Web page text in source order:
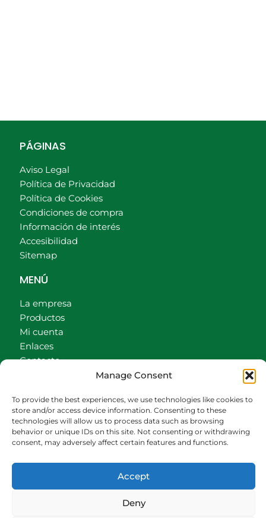
Manage Consent
To provide the best experiences, we use technologies like cookies to
store and/or access device information. Consenting to these
technologies will allow us to process data such as browsing
behavior or unique IDs on this site. Not consenting or withdrawing
consent, may adversely affect certain features and functions.
Accept
Deny
PÁGINAS
Aviso Legal
Política de Privacidad
Política de Cookies
Condiciones de compra
Información de interés
Accesibilidad
Sitemap
MENÚ
La empresa
Productos
Mi cuenta
Enlaces
Contacto
CONTACTO
942540013
609472979
comercial@bediaycabarga.com
De lunes a viernes de 8:30 a 13:00 y de 15:00 a